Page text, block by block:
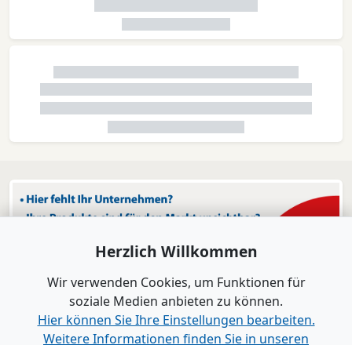
Herzlich Willkommen
Wir verwenden Cookies, um Funktionen für
soziale Medien anbieten zu können.
Hier können Sie Ihre Einstellungen bearbeiten.
Weitere Informationen finden Sie in unseren